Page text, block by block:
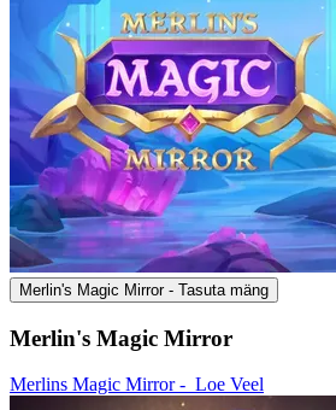
Merlin's Magic Mirror - Tasuta mäng
Merlin's Magic Mirror
Merlins Magic Mirror - Loe Veel